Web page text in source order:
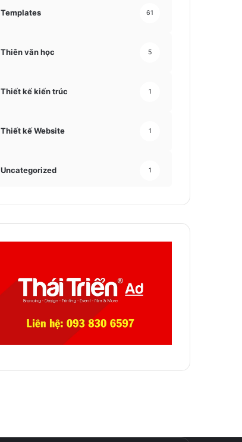
Templates 61
Thiên văn học 5
Thiết kế kiến trúc 1
Thiết kế Website 1
Uncategorized 1